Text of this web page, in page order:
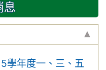
息
學年度一、三、五